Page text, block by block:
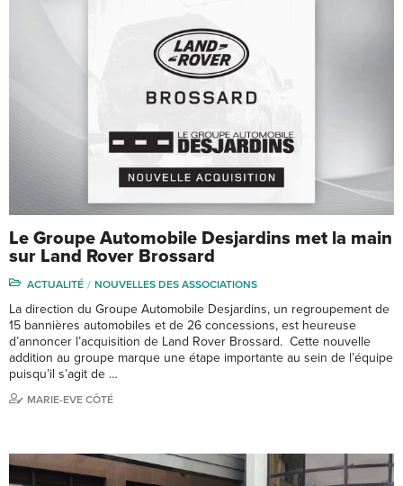
Le Groupe Automobile Desjardins met la main
sur Land Rover Brossard
ACTUALITÉ NOUVELLES DES ASSOCIATIONS
La direction du Groupe Automobile Desjardins, un regroupement de
15 bannières automobiles et de 26 concessions, est heureuse
d’annoncer l’acquisition de Land Rover Brossard. Cette nouvelle
addition au groupe marque une étape importante au sein de l’équipe
puisqu’il s’agit de …
MARIE-EVE CÔTÉ